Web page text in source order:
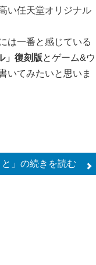
い任天堂オリジナル
は一番と感じている
」復刻版とゲーム&ウ
いてみたいと思いま
と」の続きを読む